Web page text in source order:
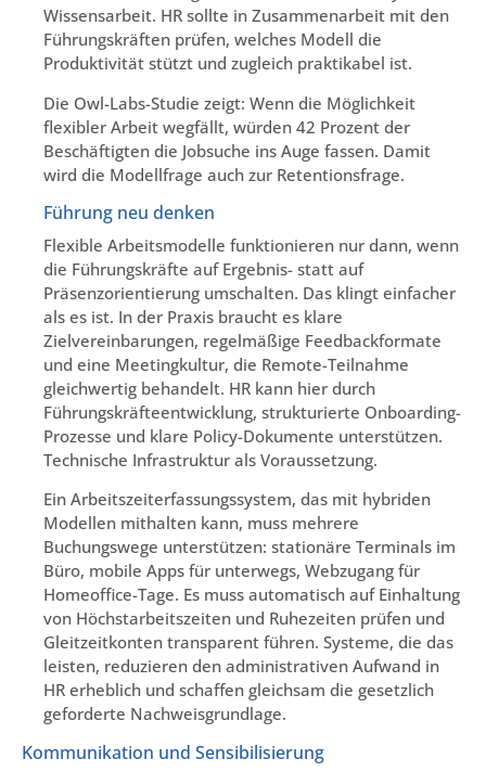
Wissensarbeit. HR sollte in Zusammenarbeit mit den
Führungskräften prüfen, welches Modell die
Produktivität stützt und zugleich praktikabel ist.
Die Owl-Labs-Studie zeigt: Wenn die Möglichkeit
flexibler Arbeit wegfällt, würden 42 Prozent der
Beschäftigten die Jobsuche ins Auge fassen. Damit
wird die Modellfrage auch zur Retentionsfrage.
Führung neu denken
Flexible Arbeitsmodelle funktionieren nur dann, wenn
die Führungskräfte auf Ergebnis- statt auf
Präsenzorientierung umschalten. Das klingt einfacher
als es ist. In der Praxis braucht es klare
Zielvereinbarungen, regelmäßige Feedbackformate
und eine Meetingkultur, die Remote-Teilnahme
gleichwertig behandelt. HR kann hier durch
Führungskräfteentwicklung, strukturierte Onboarding-
Prozesse und klare Policy-Dokumente unterstützen.
Technische Infrastruktur als Voraussetzung.
Ein Arbeitszeiterfassungssystem, das mit hybriden
Modellen mithalten kann, muss mehrere
Buchungswege unterstützen: stationäre Terminals im
Büro, mobile Apps für unterwegs, Webzugang für
Homeoffice-Tage. Es muss automatisch auf Einhaltung
von Höchstarbeitszeiten und Ruhezeiten prüfen und
Gleitzeitkonten transparent führen. Systeme, die das
leisten, reduzieren den administrativen Aufwand in
HR erheblich und schaffen gleichsam die gesetzlich
geforderte Nachweisgrundlage.
Kommunikation und Sensibilisierung